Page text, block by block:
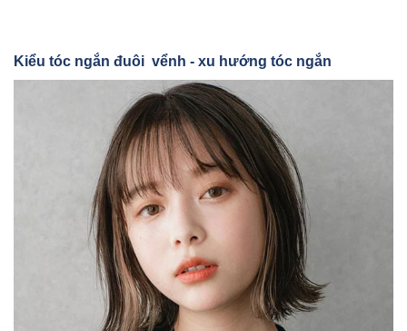
Kiểu tóc ngắn đuôi vểnh - xu hướng tóc ngắn